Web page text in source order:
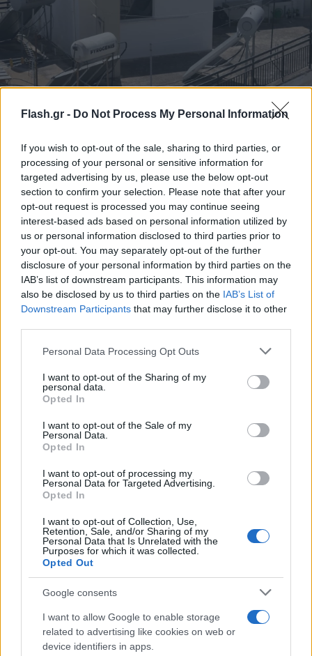
Flash.gr - Do Not Process My Personal Information
If you wish to opt-out of the sale, sharing to third parties, or
processing of your personal or sensitive information for
targeted advertising by us, please use the below opt-out
section to confirm your selection. Please note that after your
opt-out request is processed you may continue seeing
interest-based ads based on personal information utilized by
us or personal information disclosed to third parties prior to
your opt-out. You may separately opt-out of the further
disclosure of your personal information by third parties on the
IAB’s list of downstream participants. This information may
also be disclosed by us to third parties on the IAB’s List of
Downstream Participants that may further disclose it to other
Please note that this website/app uses one or more Google
not limited to your visit or usage behaviour. You may click to
grant or deny consent to Google and its third-party tags to
use your data for below specified purposes in below Google
consent section.
Personal Data Processing Opt Outs
I want to opt-out of the Sharing of my
personal data.
Opted In
I want to opt-out of the Sale of my
Personal Data.
Opted In
I want to opt-out of processing my
Personal Data for Targeted Advertising.
Opted In
I want to opt-out of Collection, Use,
Retention, Sale, and/or Sharing of my
Personal Data that Is Unrelated with the
Purposes for which it was collected.
Opted Out
Google consents
I want to allow Google to enable storage
related to advertising like cookies on web or
device identifiers in apps.
Ένοχοι οι γονείς των 6 παιδιών που έμεναν σε
δώμα-«τρώγλη» στο Περιστέρι: Τι ποινή τους
επιβλήθηκε
Το Αυτόφωρο έκρινε ένοχους τους δύο γονείς, 37 και 33 ετών,
για έκθεση ανηλίκου σε κίνδυνο.
14.05.2026 13:16
Δαμιανός
Περιστέρι: Στο νοσοκομείο τα έξι παιδιά - Είχαν
γίνει τρεις καταγγελίες για αφαίρεση επιμέλειας
Οι συνθήκες κάτω από τις οποίες ζούσαν τα ανήλικα παιδιά
δεν καταλάβαιναν αν ήταν αγόρια ή κορίτσια.
14.05.2026 10:37